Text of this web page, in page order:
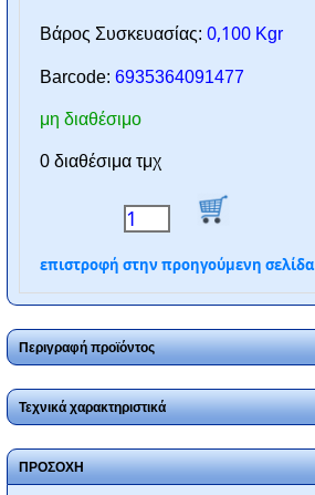
Βάρος Συσκευασίας: 0,100 Kgr
Barcode: 6935364091477
μη διαθέσιμο
0 διαθέσιμα τμχ
επιστροφή στην προηγούμενη σελίδα
Περιγραφή προϊόντος
Τεχνικά χαρακτηριστικά
ΠΡΟΣΟΧΗ